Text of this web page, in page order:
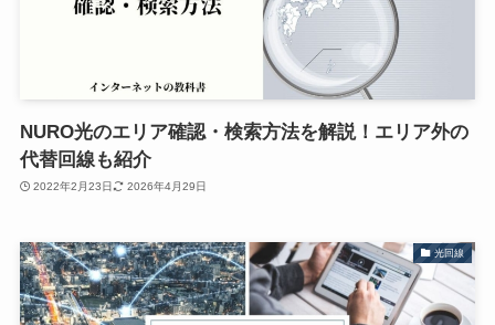
NURO光のエリア確認・検索方法を解説！エリア外の
代替回線も紹介
2022年2月23日 2026年4月29日
光回線